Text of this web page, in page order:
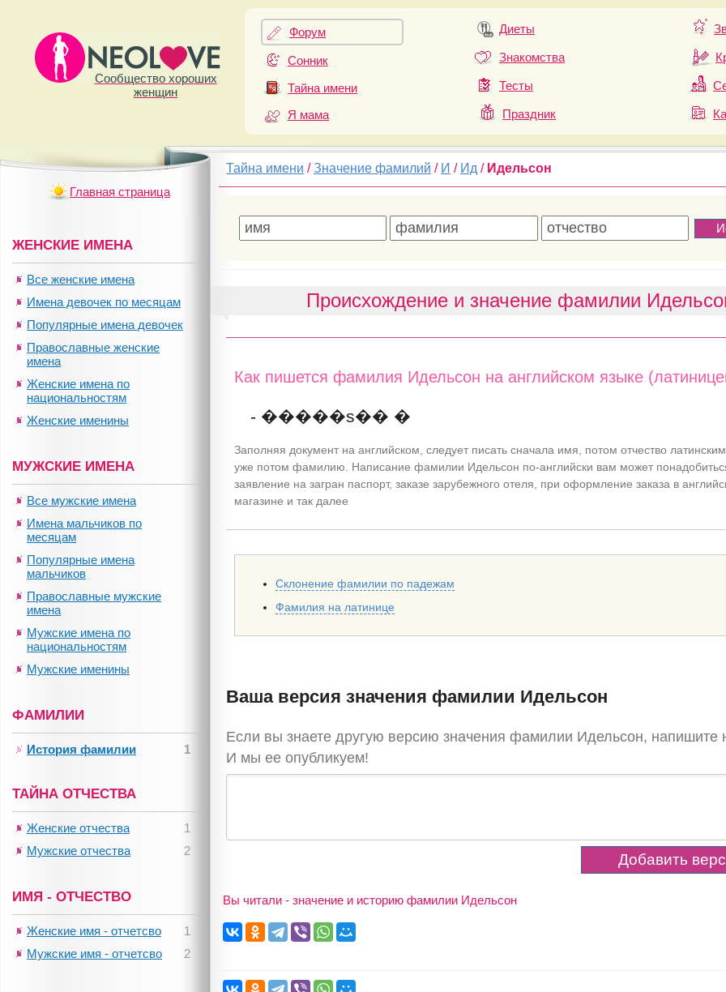
Сообщество хороших
женщин
Форум
Сонник
Тайна имени
Я мама
Диеты
Знакомства
Тесты
Праздник
Тайна имени /Значение фамилий / И / Ид / Идельсон
Происхождение и значение фамилии
Как пишется фамилия Идельсон на английском языке
- �����s�� �
Заполняя документ на английском, следует писать сначала имя, потом отчество
уже потом фамилию. Написание фамилии Идельсон по-английски вам может
заявление на загран паспорт, заказе зарубежного отеля, при оформление заказа в
магазине и так далее
Склонение фамилии по падежам
Фамилия на латинице
Ваша версия значения фамилии Идельсон
Если вы знаете другую версию значения фамилии Идельсон, напишите
И мы ее опубликуем!
Вы читали - значение и историю фамилии Идельсон
Главная страница
ЖЕНСКИЕ ИМЕНА
Все женские имена
Имена девочек по месяцам
Популярные имена девочек
Православные женские
имена
Женские имена по
национальностям
Женские именины
МУЖСКИЕ ИМЕНА
Все мужские имена
Имена мальчиков по
месяцам
Популярные имена
мальчиков
Православные мужские
имена
Мужские имена по
национальностям
Мужские именины
ФАМИЛИИ
1
История фамилии
ТАЙНА ОТЧЕСТВА
1
Женские отчества
2
Мужские отчества
ИМЯ - ОТЧЕСТВО
1
Женские имя - отчетсво
2
Мужские имя - отчетсво